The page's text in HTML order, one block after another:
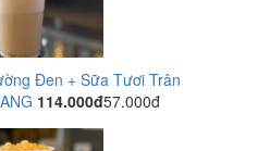
Đen + Sữa Tươi Trân
114.000đ57.000đ